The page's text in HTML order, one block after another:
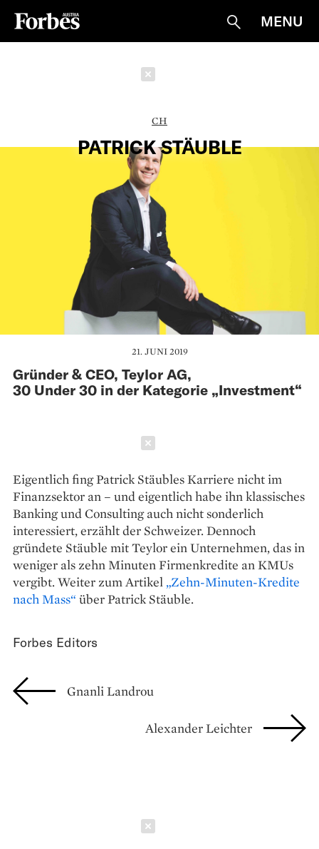
Suche
MENU
CH
PATRICK STÄUBLE
21. JUNI 2019
Gründer & CEO, Teylor AG,
30 Under 30 in der Kategorie „Investment“
Eigentlich fing Patrick Stäubles ­Karriere nicht im
Finanzsektor an – und eigentlich habe ihn klassisches
Banking und Consulting auch nicht ­sonderlich
interessiert, erzählt der Schweizer. Dennoch
gründete Stäuble mit Teylor ein Unternehmen, das in
weniger als zehn Minuten Firmenkredite an KMUs
vergibt. Weiter zum Artikel „Zehn-Minuten-Kredite
nach Mass“ über Patrick Stäuble.
Forbes Editors
Gnanli Landrou
Alexander Leichter